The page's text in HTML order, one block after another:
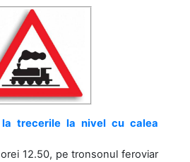
trecerile la nivel cu calea
12.50, pe tronsonul feroviar